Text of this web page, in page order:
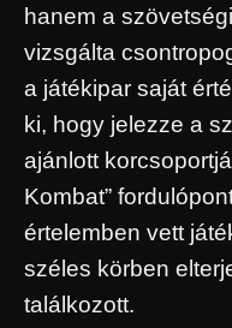
hanem a
vizsgálta
a játékipar saját
ki, hogy jelezze a
ajánlott
Kombat”
értelemben vett
széles körben
találkozott.